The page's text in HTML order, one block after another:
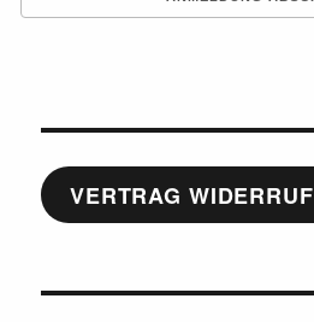
VERTRAG